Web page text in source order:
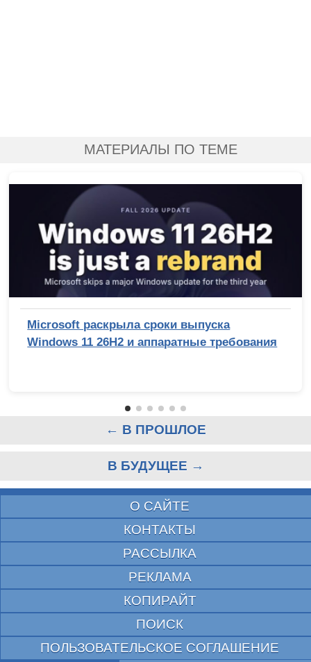
МАТЕРИАЛЫ ПО ТЕМЕ
Microsoft раскрыла сроки выпуска
Windows 11 26H2 и аппаратные требования
← В ПРОШЛОЕ
В БУДУЩЕЕ →
О САЙТЕ
КОНТАКТЫ
РАССЫЛКА
РЕКЛАМА
КОПИРАЙТ
ПОИСК
ПОЛЬЗОВАТЕЛЬСКОЕ СОГЛАШЕНИЕ